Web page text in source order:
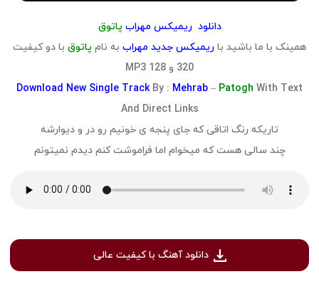
دانلود ریمیکس مهراب پاتوق
همینک با ما باشید با ریمیکس جدید مهراب به نام پاتوق با دو کیفیت
320 و 128 MP3
Download New Single Track By : Mehrab – Patogh With Text
And Direct Links
تاریکه رنگ اتاقی که جای پنجه ی خونیم رو در و دیوارشه
چند سالی هست که میخوام اما فراموشت کنم دیدم نمیتونم
دانلود آهنگ با کیفیت عالی